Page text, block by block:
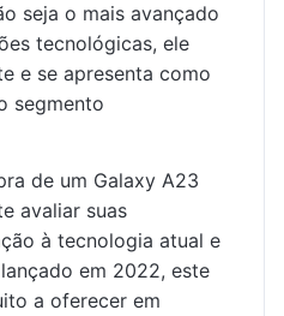
seja o mais avançado
tecnológicas, ele
e se apresenta como
segmento
de um Galaxy A23
avaliar suas
à tecnologia atual e
em 2022, este
a oferecer em